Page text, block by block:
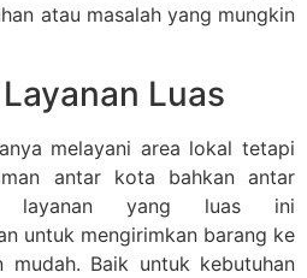
atau masalah yang mungkin
Luas
melayani area lokal tetapi
antar kota bahkan antar
layanan yang luas ini
untuk mengirimkan barang ke
mudah. Baik untuk kebutuhan